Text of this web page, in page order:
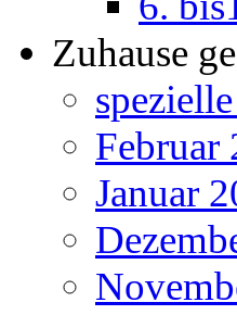
Zuhause
Februar
Januar